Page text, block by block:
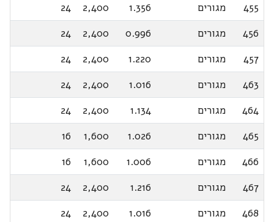
455
מגורים 1.356
2,400
24
456
מגורים 0.996
2,400
24
457
מגורים 1.220
2,400
24
463
מגורים 1.016
2,400
24
464
מגורים 1.134
2,400
24
465
מגורים 1.026
1,600
16
466
מגורים 1.006
1,600
16
467
מגורים 1.216
2,400
24
468
מגורים 1.016
2,400
24